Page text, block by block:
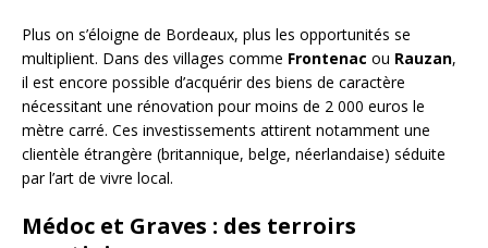
Plus on s’éloigne de Bordeaux, plus les opportunités se
multiplient. Dans des villages comme Frontenac ou Rauzan,
il est encore possible d’acquérir des biens de caractère
nécessitant une rénovation pour moins de 2 000 euros le
mètre carré. Ces investissements attirent notamment une
clientèle étrangère (britannique, belge, néerlandaise) séduite
par l’art de vivre local.
Médoc et Graves : des terroirs